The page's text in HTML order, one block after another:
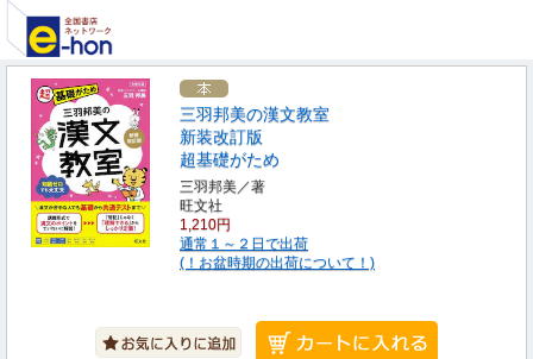
三羽邦美の漢文教室
新装改訂版
超基礎がため
三羽邦美／著
旺文社
1,210円
通常１～２日で出荷
(！お盆時期の出荷について！)